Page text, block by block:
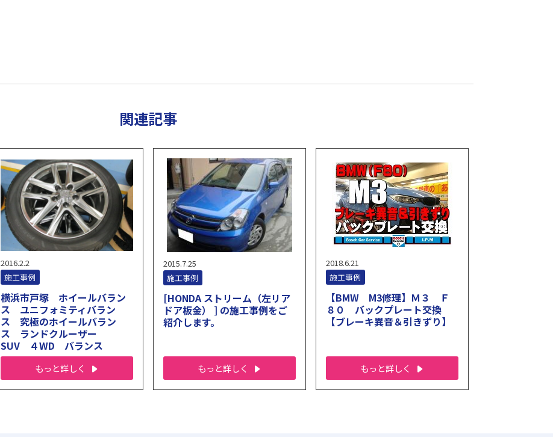
関連記事
2016.2.2
施工事例
横浜市戸塚 ホイールバラン
ス ユニフォミティバラン
ス 究極のホイールバラン
ス ランドクルーザー
SUV ４WD バランス
もっと詳しく
2015.7.25
施工事例
[HONDA ストリーム（左リア
ドア板金） ] の施工事例をご
紹介します。
もっと詳しく
2018.6.21
施工事例
【BMW M3修理】Ｍ３ Ｆ
８０ バックプレート交換
【ブレーキ異音＆引きずり】
もっと詳しく